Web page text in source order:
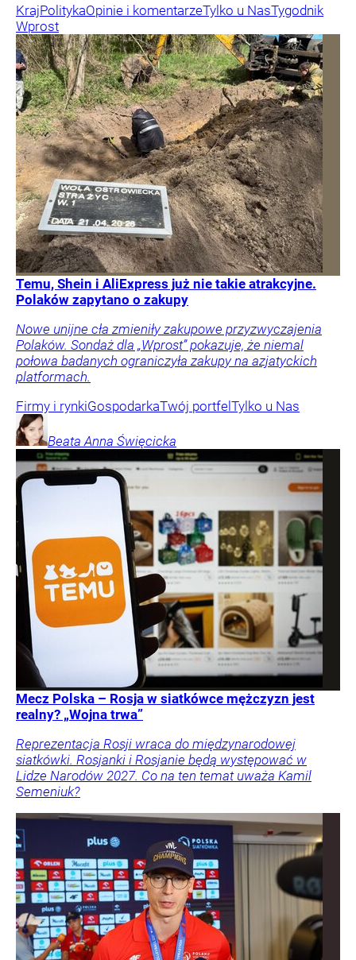
KrajPolitykaOpinie i komentarzeTylko u NasTygodnik
Wprost
Temu, Shein i AliExpress już nie takie atrakcyjne.
Polaków zapytano o zakupy
Nowe unijne cła zmieniły zakupowe przyzwyczajenia
Polaków. Sondaż dla „Wprost” pokazuje, że niemal
połowa badanych ograniczyła zakupy na azjatyckich
platformach.
Firmy i rynkiGospodarkaTwój portfelTylko u Nas
Beata Anna Święcicka
Mecz Polska – Rosja w siatkówce mężczyzn jest
realny? „Wojna trwa”
Reprezentacja Rosji wraca do międzynarodowej
siatkówki. Rosjanki i Rosjanie będą występować w
Lidze Narodów 2027. Co na ten temat uważa Kamil
Semeniuk?